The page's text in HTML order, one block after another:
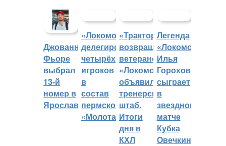
Джованни
Фьоре
выбрал
13-й
номер в
Ярославле
«Локомотив»
делегировал
четырёх
игроков
в
состав
пермского
«Молота»
«Трактор»
возвращает
ветеранов,
«Локомотив»
объявил
тренерский
штаб.
Итоги
дня в
КХЛ
Легенда
«Локомотива»
Илья
Горохов
сыграет
в
звездном
матче
Кубка
Овечкина